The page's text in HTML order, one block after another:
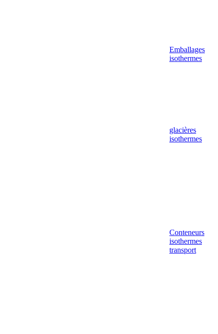
Emballages
isothermes
glacières
isothermes
Conteneurs
isothermes
transport